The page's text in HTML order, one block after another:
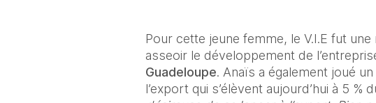
Pour cette jeune femme, le V.I.E fut
asseoir le développement de
Guadeloupe. Anaïs a également joué
l’export qui s’élèvent aujourd’hui à 5 %